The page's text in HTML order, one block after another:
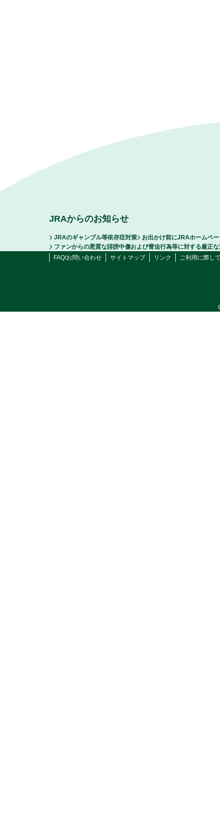
JRAからのお知らせ
JRAのギャンブル等依存症対策
お出かけ前にJRAホームペ
ファンからの悪質な誹謗中傷および脅迫行為等に対する厳正
FAQ/お問い合わせ
サイトマップ リンク ご利用に際し